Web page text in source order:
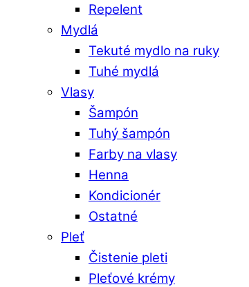
Repelent
Mydlá
Tekuté mydlo na ruky
Tuhé mydlá
Vlasy
Šampón
Tuhý šampón
Farby na vlasy
Henna
Kondicionér
Ostatné
Pleť
Čistenie pleti
Pleťové krémy